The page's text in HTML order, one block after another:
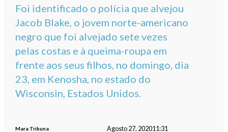
Foi identificado o polícia que alvejou
Jacob Blake, o jovem norte-americano
negro que foi alvejado sete vezes
pelas costas e à queima-roupa em
frente aos seus filhos, no domingo, dia
23, em Kenosha, no estado do
Wisconsin, Estados Unidos.
Mara Tribuna Agosto 27, 202011:31